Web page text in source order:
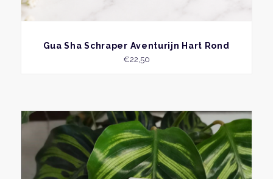
BEKIJK
Gua Sha Schraper Aventurijn Hart Rond
€22,50